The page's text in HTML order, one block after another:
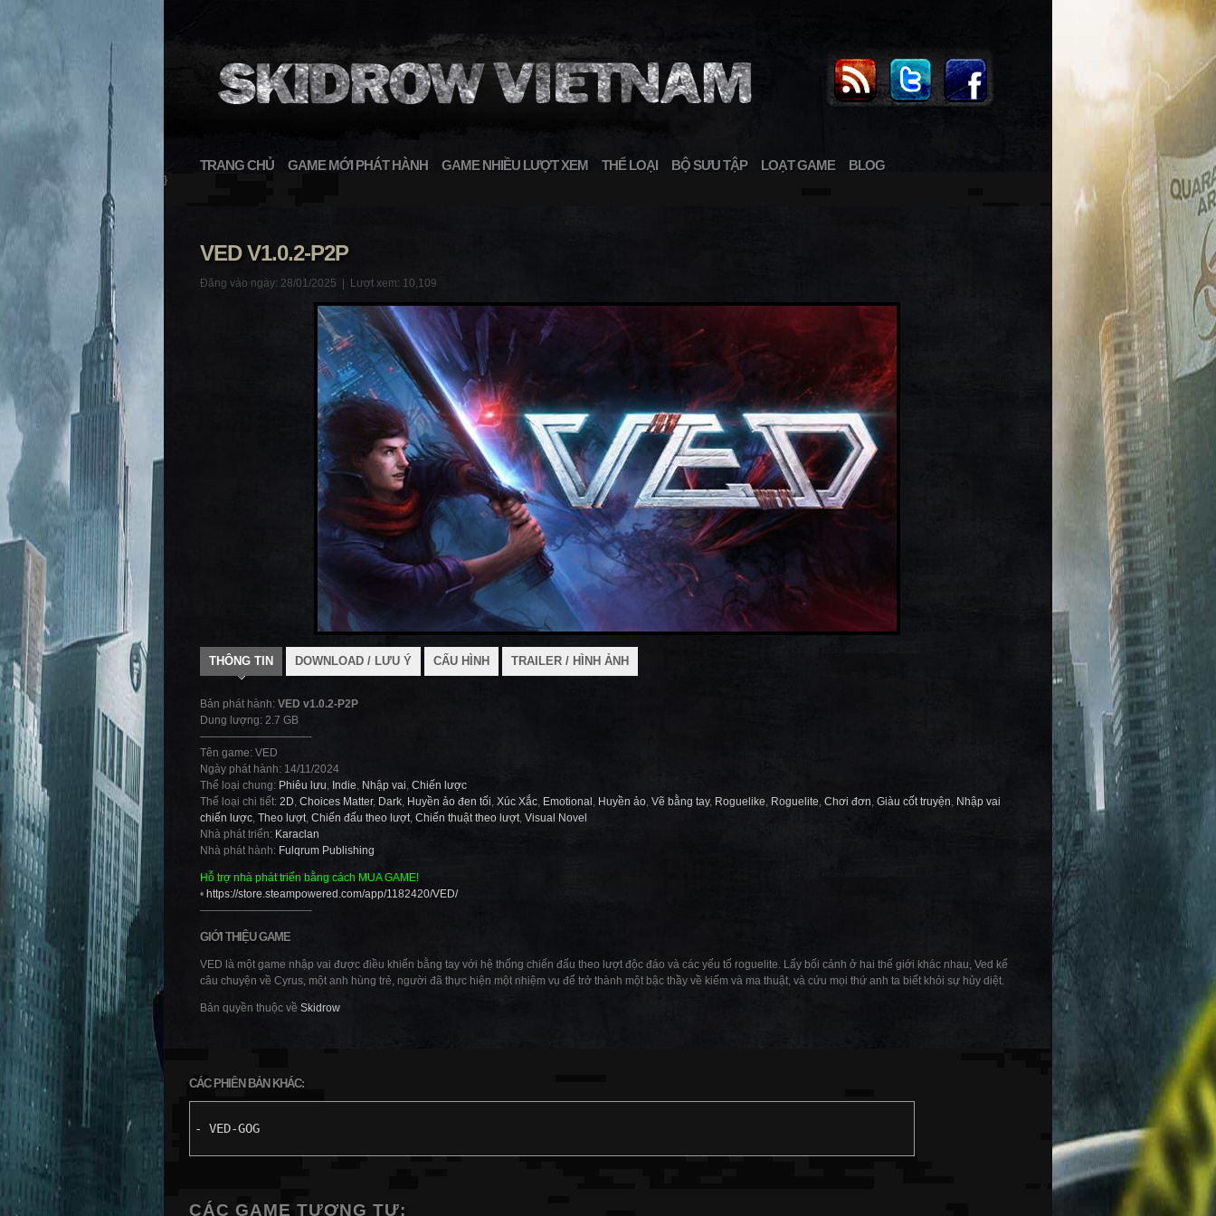
TRANG CHỦ GAME MỚI PHÁT HÀNH GAME NHIỀU LƯỢT XEM THỂ LOẠI BỘ SƯU TẬP LOẠT GAME BLOG
}
VED V1.0.2-P2P
Đăng vào ngày: 28/01/2025 | Lượt xem: 10,109
THÔNG TIN DOWNLOAD / LƯU Ý CẤU HÌNH TRAILER / HÌNH ẢNH
Bản phát hành: VED v1.0.2-P2P
Dung lượng: 2.7 GB
——————————-
Tên game: VED
Ngày phát hành: 14/11/2024
Thể loại chung: Phiêu lưu, Indie, Nhập vai, Chiến lược
Thể loại chi tiết: 2D, Choices Matter, Dark, Huyền ảo đen tối, Xúc Xắc, Emotional , Huyền ảo, Vẽ bằng tay, Roguelike, Roguelite, Chơi đơn, Giàu cốt truyện, Nhập vai
chiến lược, Theo lượt, Chiến đấu theo lượt, Chiến thuật theo lượt, Visual Novel
Nhà phát triển: Karaclan
Nhà phát hành: Fulqrum Publishing
Hỗ trợ nhà phát triển bằng cách MUA GAME!
• https://store.steampowered.com/app/1182420/VED/
——————————-
GIỚI THIỆU GAME
VED là một game nhập vai được điều khiển bằng tay với hệ thống chiến đấu theo lượt độc đáo và các yếu tố roguelite. Lấy bối cảnh ở hai thế giới khác nhau, Ved kể
câu chuyện về Cyrus, một anh hùng trẻ, người đã thực hiện một nhiệm vụ để trở thành một bậc thầy về kiếm và ma thuật, và cứu mọi thứ anh ta biết khỏi sự hủy diệt.
Bản quyền thuộc về Skidrow
CÁC PHIÊN BẢN KHÁC:
- VED-GOG
CÁC GAME TƯƠNG TỰ: